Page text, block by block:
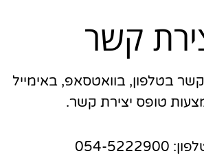
קשר
קשר בטלפון, בוואטסאפ, באימייל
טופס יצירת קשר.
054-5222900